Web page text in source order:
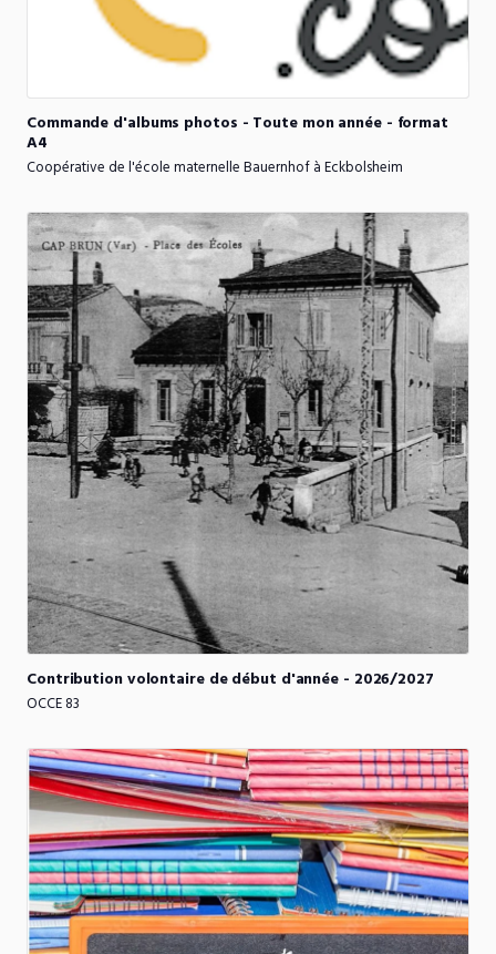
Commande d'albums photos - Toute monannée - format
A4
Coopérative de l'école maternelle Bauernhof à Eckbolsheim
Contributionvolontaire dedébut d'année - 2026​/​2027
OCCE 83